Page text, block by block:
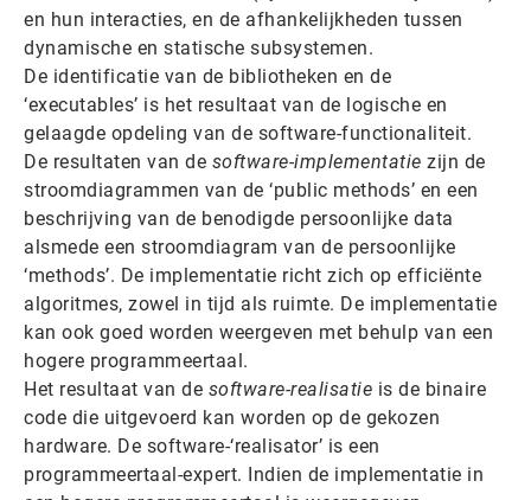
en hun interacties, en de afhankelijkheden tussen
dynamische en statische subsystemen.
De identificatie van de bibliotheken en de
‘executables’ is het resultaat van de logische en
gelaagde opdeling van de software-functionaliteit.
De resultaten van de software-implementatie zijn de
stroomdiagrammen van de ‘public methods’ en een
beschrijving van de benodigde persoonlijke data
alsmede een stroomdiagram van de persoonlijke
‘methods’. De implementatie richt zich op efficiënte
algoritmes, zowel in tijd als ruimte. De implementatie
kan ook goed worden weergeven met behulp van een
hogere programmeertaal.
Het resultaat van de software-realisatie is de binaire
code die uitgevoerd kan worden op de gekozen
hardware. De software-‘realisator’ is een
programmeertaal-expert. Indien de implementatie in